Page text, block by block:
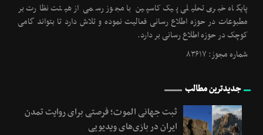
پایگاه خبری تحلیلی پیک کاسپین با مجوز رسمی از هیئت نظارت بر
مطبوعات در حوزه اطلاع رسانی فعالیت نموده و تلاش دارد تا بتواند گامی
کوچک در حوزه اطلاع رسانی بر دارد.
شماره مجوز: ۸۳۶۱۷
جدیدترین مطالب
ثبت جهانی الموت؛ فرصتی برای روایت تمدن
ایران در بازی‌های ویدیویی